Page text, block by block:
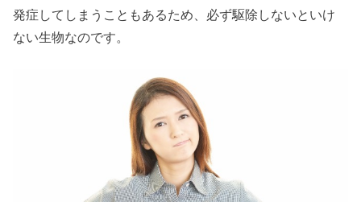
発症してしまうこともあるため、必ず駆除しないといけ
ない生物なのです。